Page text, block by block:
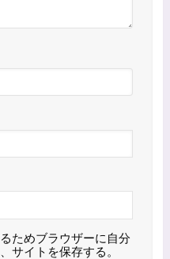
ためブラウザーに自分
サイトを保存する。